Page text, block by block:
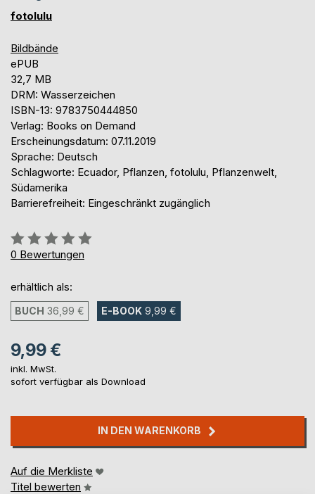
fotolulu
Bildbände
ePUB
32,7 MB
DRM: Wasserzeichen
ISBN-13: 9783750444850
Verlag: Books on Demand
Erscheinungsdatum: 07.11.2019
Sprache: Deutsch
Schlagworte: Ecuador, Pflanzen, fotolulu, Pflanzenwelt,
Südamerika
Barrierefreiheit: Eingeschränkt zugänglich
Bewertung::
0%
0 Bewertungen
erhältlich als:
BUCH 36,99 € E-BOOK 9,99 €
9,99 €
inkl. MwSt.
sofort verfügbar als Download
IN DEN WARENKORB
Auf die Merkliste
Titel bewerten